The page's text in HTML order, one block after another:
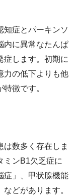
知症とパーキンソ
内に異常なたんぱ
症します。初期に
力の低下よりも他
徴です。
は数多く存在しま
ミンB1欠乏症に
症」、甲状腺機能
どがあります。